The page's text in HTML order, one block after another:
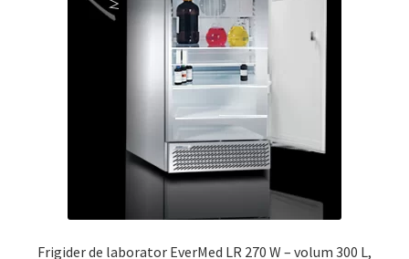
Frigider de laborator EverMed LR 270 W – volum 300 L,